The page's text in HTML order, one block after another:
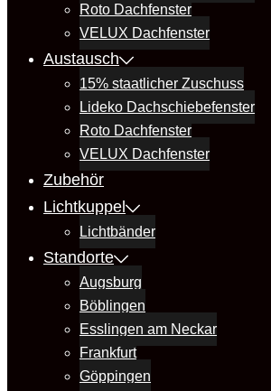
Roto Dachfenster
VELUX Dachfenster
Austausch
15% staatlicher Zuschuss
Lideko Dachschiebefenster
Roto Dachfenster
VELUX Dachfenster
Zubehör
Lichtkuppel
Lichtbänder
Standorte
Augsburg
Böblingen
Esslingen am Neckar
Frankfurt
Göppingen